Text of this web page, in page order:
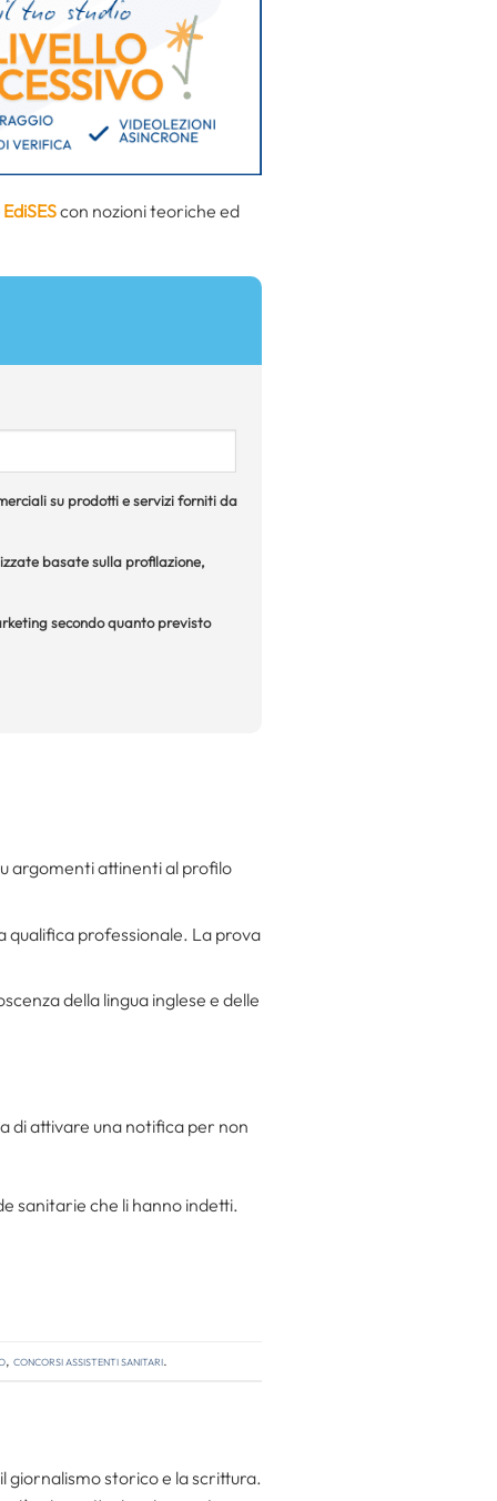
con nozioni teoriche ed
su prodotti e servizi forniti da
basate sulla profilazione,
secondo quanto previsto
argomenti attinenti al profilo
qualifica professionale. La prova
della lingua inglese e delle
di attivare una notifica per non
sanitarie che li hanno indetti.
, concorsi assistenti sanitari.
giornalismo storico e la scrittura.